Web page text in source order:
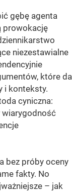
gębę agenta
prowokację
niezestawialne
które da
i konteksty.
cyniczna:
wiarygodność
bez próby oceny
fakty. No
– jak